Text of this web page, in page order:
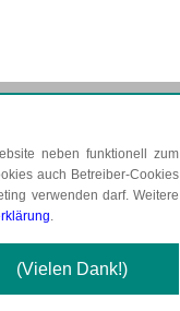
KARRIERE
neben funktionell zum
auch Betreiber-Cookies
verwenden darf. Weitere
.
Dank!)